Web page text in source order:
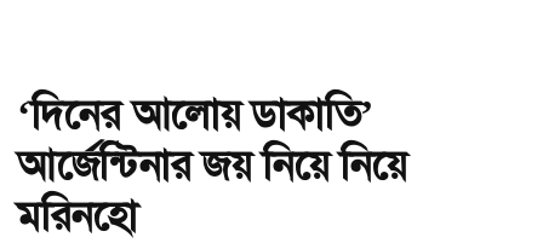
‘দিনের আলোয় ডাকাতি’
আর্জেন্টিনার জয় নিয়ে নিয়ে
মরিনহো